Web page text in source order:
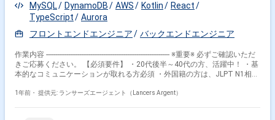
ル:GitHub/Slack/JIRA/Notion 【稼働条件】 ・11月から稼働 ・週4〜5での
稼働、かつ長期での契約が可能な方 ・正社員とともにスクラムイベントに
参加できる方 ・フルリモート可 ・就業時間 9:30〜18:30（休憩60分）
MySQL DynamoDB AWS Kotlin
React
TypeScript
Aurora
フロントエンドエンジニア
バックエンドエンジニア
作業内容 ------------------------------------------------------------------- ※重要※ 必ずご確認いただ
きご応募ください。 【必須要件】 ・20代後半～40代の方、活躍中！ ・基
本的なコミュニケーションが取れる方必須 ・外国籍の方は、JLPT N1相当
（副業不可） ・エンジニア実務経験3年以上必須 ---------------------------------------------
1年前・ 提供元: ランサーズエージェント（Lancers Argent）
その他の条件で検索する
AWS React TypeScript PHP Python
Java